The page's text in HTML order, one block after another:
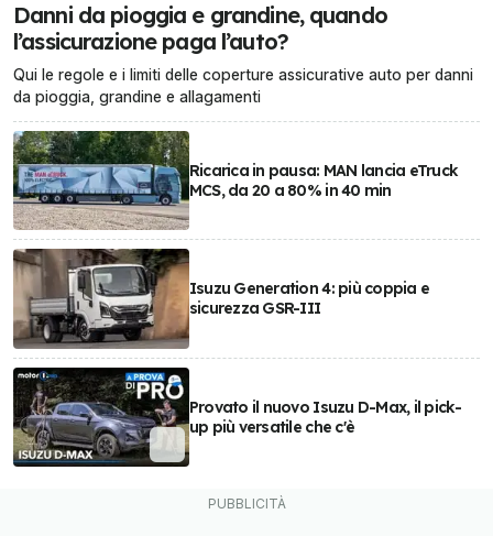
Danni da pioggia e grandine, quando
l’assicurazione paga l’auto?
Qui le regole e i limiti delle coperture assicurative auto per danni
da pioggia, grandine e allagamenti
Ricarica in pausa: MAN lancia eTruck
MCS, da 20 a 80% in 40 min
Isuzu Generation 4: più coppia e
sicurezza GSR-III
Provato il nuovo Isuzu D-Max, il pick-
up più versatile che c'è